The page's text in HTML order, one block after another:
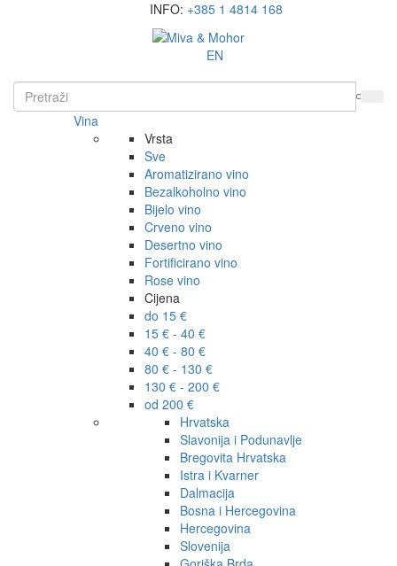
INFO: +385 1 4814 168
EN
Vina
Vrsta
Sve
Aromatizirano vino
Bezalkoholno vino
Bijelo vino
Crveno vino
Desertno vino
Fortificirano vino
Rose vino
Cijena
do 15 €
15 € - 40 €
40 € - 80 €
80 € - 130 €
130 € - 200 €
od 200 €
Hrvatska
Slavonija i Podunavlje
Bregovita Hrvatska
Istra i Kvarner
Dalmacija
Bosna i Hercegovina
Hercegovina
Slovenija